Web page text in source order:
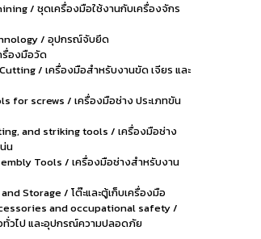
/ ชุดเครื่องมือใช้งานกับเครื่องจักร
/ อุปกรณ์จับยึด
รื่องมือวัด
/ เครื่องมือสำหรับงานขัด เจียร และ
for screws / เครื่องมือช่าง ประเภทขัน
and striking tools / เครื่องมือช่าง
น
Tools / เครื่องมือช่างสำหรับงาน
Storage / โต๊ะและตู้เก็บเครื่องมือ
and occupational safety /
วไป และอุปกรณ์ความปลอดภัย